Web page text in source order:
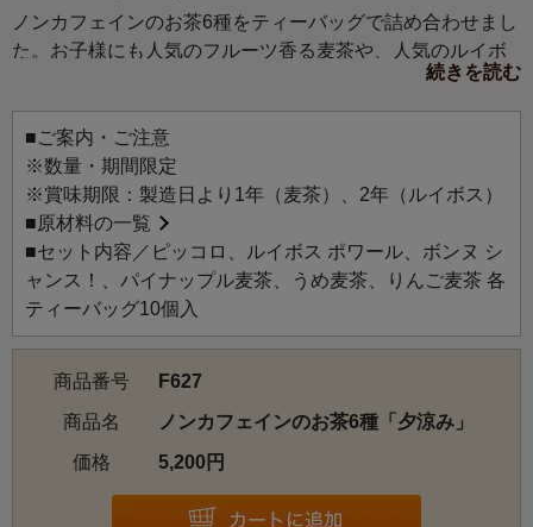
ノンカフェインのお茶6種をティーバッグで詰め合わせまし
た。お子様にも人気のフルーツ香る麦茶や、人気のルイボ
スティーがお楽しみいただけます。ひんやり夕涼みのお供
に。
続きを読む
■ご案内・ご注意
※数量・期間限定
※賞味期限：製造日より1年（麦茶）、2年（ルイボス）
■原材料の一覧
■セット内容／ピッコロ、ルイボス ポワール、ボンヌ シ
ャンス！、パイナップル麦茶、うめ麦茶、りんご麦茶 各
ティーバッグ10個入
商品番号
F627
商品名
ノンカフェインのお茶6種「夕涼み」
価格
5,200円